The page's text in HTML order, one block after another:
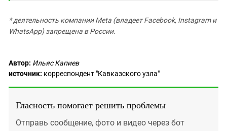
* деятельность компании Meta (владеет Facebook, Instagram и
WhatsApp) запрещена в России.
Автор: Ильяс Капиев
источник: корреспондент "Кавказского узла"
Гласность помогает решить проблемы
Отправь сообщение, фото и видео через бот